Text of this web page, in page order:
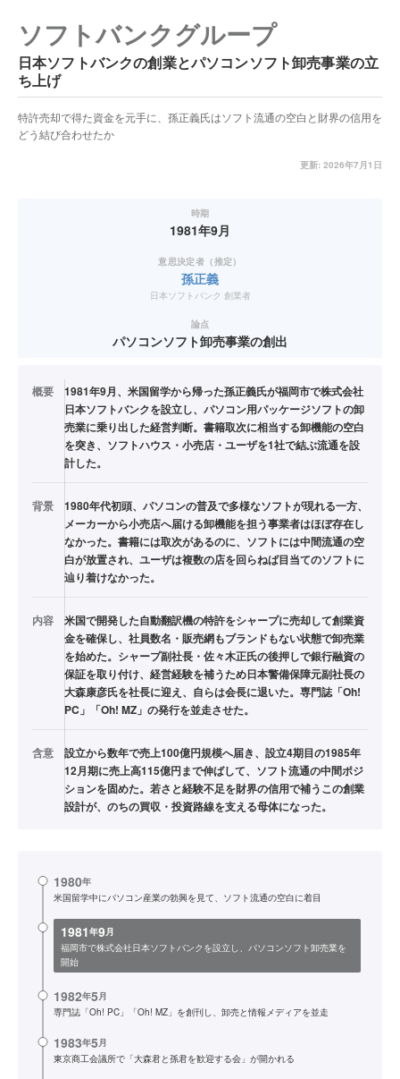
ソフトバンクグループ
日本ソフトバンクの創業とパソコンソフト卸売事業の立
ち上げ
特許売却で得た資金を元手に、孫正義氏はソフト流通の空白と財界の信用を
どう結び合わせたか
更新: 2026年7月1日
時期
1981年9月
意思決定者（推定）
孫正義
日本ソフトバンク 創業者
論点
パソコンソフト卸売事業の創出
概要
1981年9月、米国留学から帰った孫正義氏が福岡市で株式会社
日本ソフトバンクを設立し、パソコン用パッケージソフトの卸
売業に乗り出した経営判断。書籍取次に相当する卸機能の空白
を突き、ソフトハウス・小売店・ユーザを1社で結ぶ流通を設
計した。
背景
1980年代初頭、パソコンの普及で多様なソフトが現れる一方、
メーカーから小売店へ届ける卸機能を担う事業者はほぼ存在し
なかった。書籍には取次があるのに、ソフトには中間流通の空
白が放置され、ユーザは複数の店を回らねば目当てのソフトに
辿り着けなかった。
内容
米国で開発した自動翻訳機の特許をシャープに売却して創業資
金を確保し、社員数名・販売網もブランドもない状態で卸売業
を始めた。シャープ副社長・佐々木正氏の後押しで銀行融資の
保証を取り付け、経営経験を補うため日本警備保障元副社長の
大森康彦氏を社長に迎え、自らは会長に退いた。専門誌「Oh!
PC」「Oh! MZ」の発行を並走させた。
含意
設立から数年で売上100億円規模へ届き、設立4期目の1985年
12月期に売上高115億円まで伸ばして、ソフト流通の中間ポジ
ションを固めた。若さと経験不足を財界の信用で補うこの創業
設計が、のちの買収・投資路線を支える母体になった。
1980年
米国留学中にパソコン産業の勃興を見て、ソフト流通の空白に着目
1981年9月
福岡市で株式会社日本ソフトバンクを設立し、パソコンソフト卸売業を
開始
1982年5月
専門誌「Oh! PC」「Oh! MZ」を創刊し、卸売と情報メディアを並走
1983年5月
東京商工会議所で「大森君と孫君を歓迎する会」が開かれる